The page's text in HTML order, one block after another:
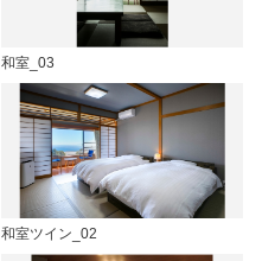
和室_03
和室ツイン_02